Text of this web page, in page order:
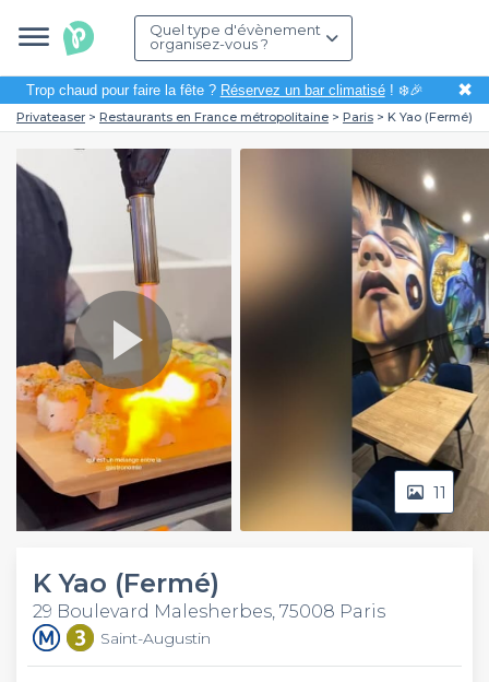
Quel type d'évènement
organisez-vous ?
Trop chaud pour faire la fête ? Réservez un bar climatisé! ❄️🎉 ✖
Privateaser Restaurants en France métropolitaine Paris K Yao (Fermé)
Play
Video
11
K Yao (Fermé)
29 Boulevard Malesherbes, 75008 Paris
Saint-Augustin